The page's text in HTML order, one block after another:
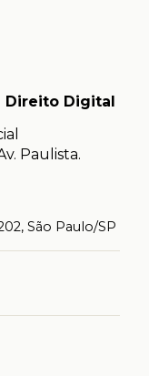
Direito Digital
Paulista.
São Paulo/SP